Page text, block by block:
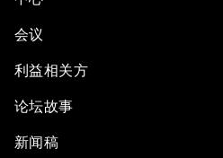
会议
利益相关方
论坛故事
新闻稿